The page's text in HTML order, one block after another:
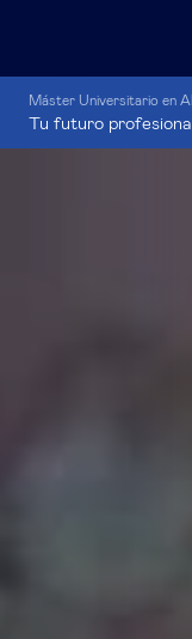
Tu futuro profesional